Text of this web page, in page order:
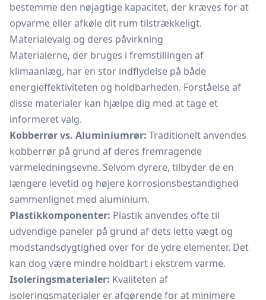
bestemme den nøjagtige kapacitet, der kræves for at
opvarme eller afkøle dit rum tilstrækkeligt.
Materialevalg og deres påvirkning
Materialerne, der bruges i fremstillingen af
klimaanlæg, har en stor indflydelse på både
energieffektiviteten og holdbarheden. Forståelse af
disse materialer kan hjælpe dig med at tage et
informeret valg.
Kobberrør vs. Aluminiumrør: Traditionelt anvendes
kobberrør på grund af deres fremragende
varmeledningsevne. Selvom dyrere, tilbyder de en
længere levetid og højere korrosionsbestandighed
sammenlignet med aluminium.
Plastikkomponenter: Plastik anvendes ofte til
udvendige paneler på grund af dets lette vægt og
modstandsdygtighed over for de ydre elementer. Det
kan dog være mindre holdbart i ekstrem varme.
Isoleringsmaterialer: Kvaliteten af
isoleringsmaterialer er afgørende for at minimere